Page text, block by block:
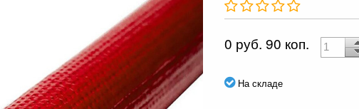
0 руб. 90 коп.
На складе